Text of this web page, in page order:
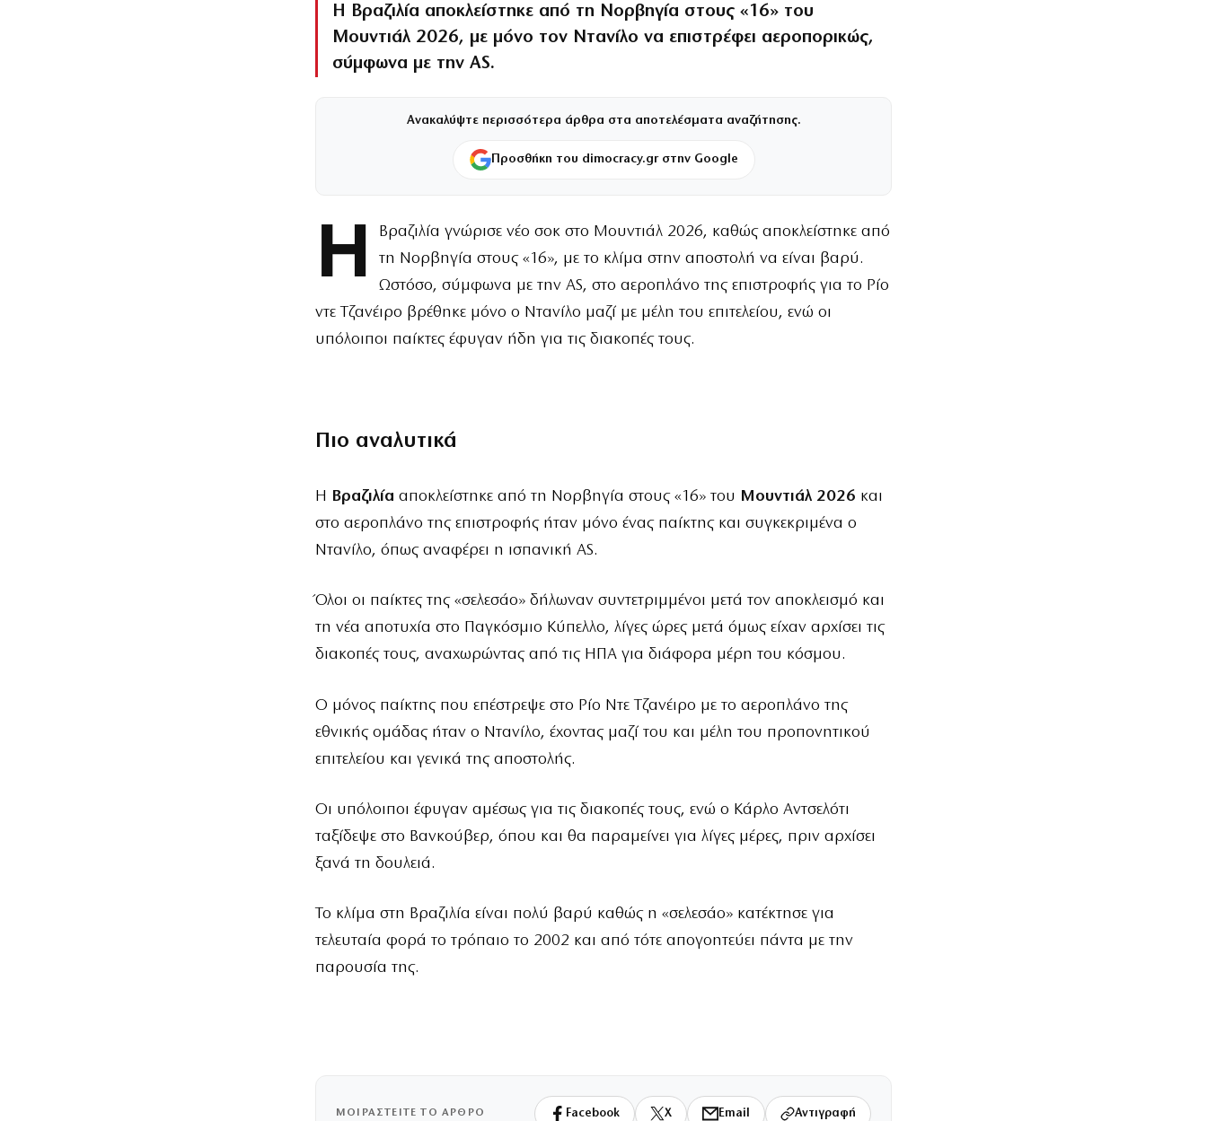
Η Βραζιλία αποκλείστηκε από τη Νορβηγία στους «16» του
Μουντιάλ 2026, με μόνο τον Ντανίλο να επιστρέφει αεροπορικώς,
σύμφωνα με την AS.
Ανακαλύψτε περισσότερα άρθρα στα αποτελέσματα αναζήτησης.
Προσθήκη του dimocracy.gr στην Google
Η
Βραζιλία γνώρισε νέο σοκ στο Μουντιάλ 2026, καθώς αποκλείστηκε από
τη Νορβηγία στους «16», με το κλίμα στην αποστολή να είναι βαρύ.
Ωστόσο, σύμφωνα με την AS, στο αεροπλάνο της επιστροφής για το Ρίο
ντε Τζανέιρο βρέθηκε μόνο ο Ντανίλο μαζί με μέλη του επιτελείου, ενώ οι
υπόλοιποι παίκτες έφυγαν ήδη για τις διακοπές τους.
Πιο αναλυτικά
Η Βραζιλία αποκλείστηκε από τη Νορβηγία στους «16» του Μουντιάλ 2026 και
στο αεροπλάνο της επιστροφής ήταν μόνο ένας παίκτης και συγκεκριμένα ο
Ντανίλο, όπως αναφέρει η ισπανική AS.
Όλοι οι παίκτες της «σελεσάο» δήλωναν συντετριμμένοι μετά τον αποκλεισμό και
τη νέα αποτυχία στο Παγκόσμιο Κύπελλο, λίγες ώρες μετά όμως είχαν αρχίσει τις
διακοπές τους, αναχωρώντας από τις ΗΠΑ για διάφορα μέρη του κόσμου.
Ο μόνος παίκτης που επέστρεψε στο Ρίο Ντε Τζανέιρο με το αεροπλάνο της
εθνικής ομάδας ήταν ο Ντανίλο, έχοντας μαζί του και μέλη του προπονητικού
επιτελείου και γενικά της αποστολής.
Οι υπόλοιποι έφυγαν αμέσως για τις διακοπές τους, ενώ ο Κάρλο Αντσελότι
ταξίδεψε στο Βανκούβερ, όπου και θα παραμείνει για λίγες μέρες, πριν αρχίσει
ξανά τη δουλειά.
Το κλίμα στη Βραζιλία είναι πολύ βαρύ καθώς η «σελεσάο» κατέκτησε για
τελευταία φορά το τρόπαιο το 2002 και από τότε απογοητεύει πάντα με την
παρουσία της.
ΜΟΙΡΑΣΤΕΙΤΕ ΤΟ ΑΡΘΡΟ Facebook X Email Αντιγραφή